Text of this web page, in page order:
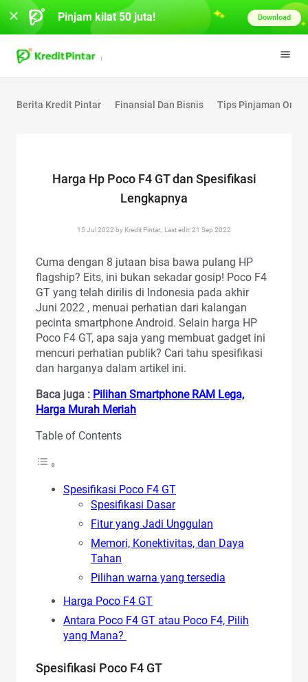
Berita Kredit Pintar Finansial Dan Bisnis Tips Pinjaman
Harga Hp Poco F4 GT dan Spesifikasi
Lengkapnya
15 Jul 2022 by Kredit Pintar., Last edit: 21 Sep 2022
Cuma dengan 8 jutaan bisa bawa pulang HP
flagship? Eits, ini bukan sekadar gosip! Poco F4
GT yang telah dirilis di Indonesia pada akhir
Juni 2022 , menuai perhatian dari kalangan
pecinta smartphone Android. Selain harga HP
Poco F4 GT, apa saja yang membuat gadget ini
mencuri perhatian publik? Cari tahu spesifikasi
dan harganya dalam artikel ini.
Baca juga : Pilihan Smartphone RAM Lega,
Harga Murah Meriah
Table of Contents
Spesifikasi Poco F4 GT
Spesifikasi Dasar
Fitur yang Jadi Unggulan
Memori, Konektivitas, dan Daya
Tahan
Pilihan warna yang tersedia
Harga Poco F4 GT
Antara Poco F4 GT atau Poco F4, Pilih
yang Mana?
Spesifikasi Poco F4 GT
Pinjam kilat 50 juta! Download